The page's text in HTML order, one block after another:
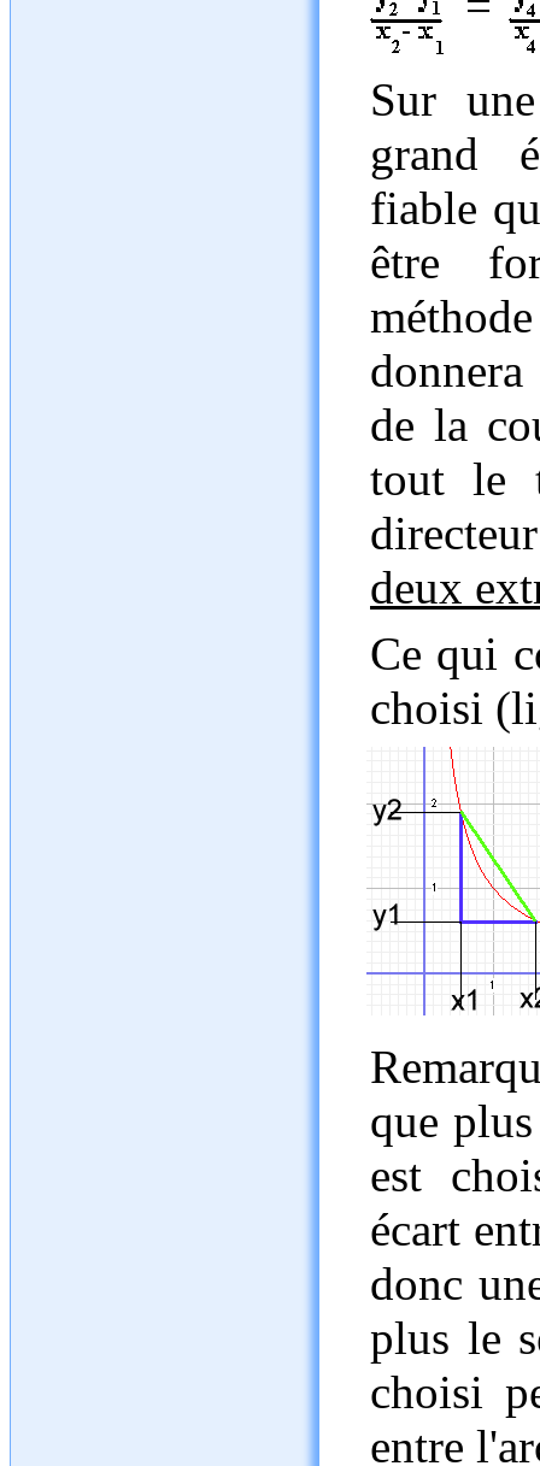
Sur
grand
fiable
être
de la
tout le
deux
Ce qui
choisi
que
est
écart
donc
plus le
choisi
entre